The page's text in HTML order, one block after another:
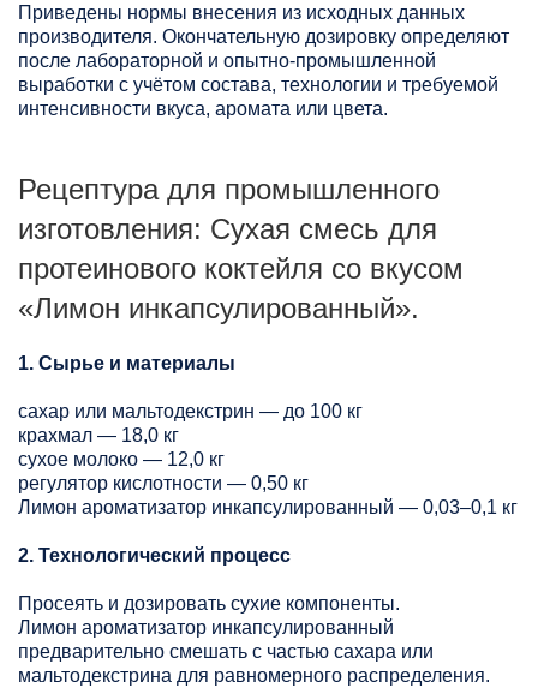
Приведены нормы внесения из исходных данных
производителя. Окончательную дозировку определяют
после лабораторной и опытно-промышленной
выработки с учётом состава, технологии и требуемой
интенсивности вкуса, аромата или цвета.
Рецептура для промышленного
изготовления: Сухая смесь для
протеинового коктейля со вкусом
«Лимон инкапсулированный».
1. Сырье и материалы
сахар или мальтодекстрин — до 100 кг
крахмал — 18,0 кг
сухое молоко — 12,0 кг
регулятор кислотности — 0,50 кг
Лимон ароматизатор инкапсулированный — 0,03–0,1 кг
2. Технологический процесс
Просеять и дозировать сухие компоненты.
Лимон ароматизатор инкапсулированный
предварительно смешать с частью сахара или
мальтодекстрина для равномерного распределения.